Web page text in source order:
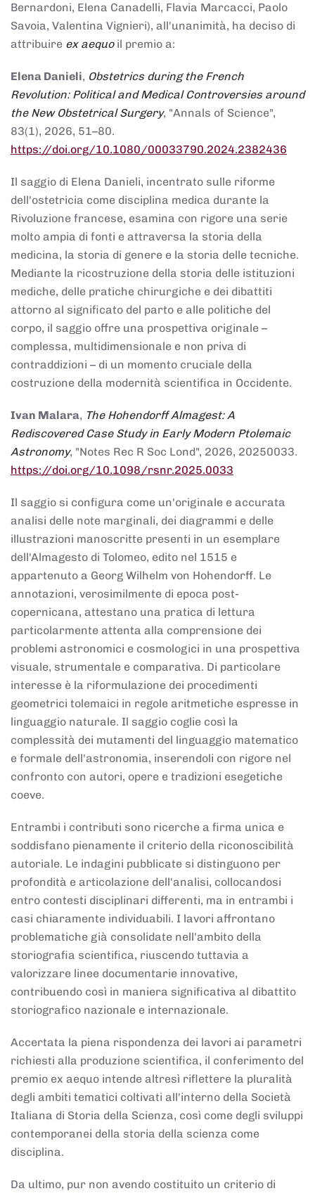
Bernardoni, Elena Canadelli, Flavia Marcacci, Paolo
Savoia, Valentina Vignieri), all'unanimità, ha deciso di
attribuire ex aequoil premio a:
Elena Danieli, Obstetrics during the French
Revolution: Political and Medical Controversies around
the New Obstetrical Surgery, "Annals of Science",
83(1), 2026, 51–80.
https://doi.org/10.1080/00033790.2024.2382436
Il saggio di Elena Danieli, incentrato sulle riforme
dell'ostetricia come disciplina medica durante la
Rivoluzione francese, esamina con rigore una serie
molto ampia di fonti e attraversa la storia della
medicina, la storia di genere e la storia delle tecniche.
Mediante la ricostruzione della storia delle istituzioni
mediche, delle pratiche chirurgiche e dei dibattiti
attorno al significato del parto e alle politiche del
corpo, il saggio offre una prospettiva originale –
complessa, multidimensionale e non priva di
contraddizioni – di un momento cruciale della
costruzione della modernità scientifica in Occidente.
Ivan Malara, The Hohendorff Almagest: A
Rediscovered Case Study in Early Modern Ptolemaic
Astronomy, "Notes Rec R Soc Lond", 2026, 20250033.
https://doi.org/10.1098/rsnr.2025.0033
Il saggio si configura come un'originale e accurata
analisi delle note marginali, dei diagrammi e delle
illustrazioni manoscritte presenti in un esemplare
dell'Almagesto di Tolomeo, edito nel 1515 e
appartenuto a Georg Wilhelm von Hohendorff. Le
annotazioni, verosimilmente di epoca post-
copernicana, attestano una pratica di lettura
particolarmente attenta alla comprensione dei
problemi astronomici e cosmologici in una prospettiva
visuale, strumentale e comparativa. Di particolare
interesse è la riformulazione dei procedimenti
geometrici tolemaici in regole aritmetiche espresse in
linguaggio naturale. Il saggio coglie così la
complessità dei mutamenti del linguaggio matematico
e formale dell'astronomia, inserendoli con rigore nel
confronto con autori, opere e tradizioni esegetiche
coeve.
Entrambi i contributi sono ricerche a firma unica e
soddisfano pienamente il criterio della riconoscibilità
autoriale. Le indagini pubblicate si distinguono per
profondità e articolazione dell'analisi, collocandosi
entro contesti disciplinari differenti, ma in entrambi i
casi chiaramente individuabili. I lavori affrontano
problematiche già consolidate nell'ambito della
storiografia scientifica, riuscendo tuttavia a
valorizzare linee documentarie innovative,
contribuendo così in maniera significativa al dibattito
storiografico nazionale e internazionale.
Accertata la piena rispondenza dei lavori ai parametri
richiesti alla produzione scientifica, il conferimento del
premio ex aequo intende altresì riflettere la pluralità
degli ambiti tematici coltivati all'interno della Società
Italiana di Storia della Scienza, così come degli sviluppi
contemporanei della storia della scienza come
disciplina.
Da ultimo, pur non avendo costituito un criterio di